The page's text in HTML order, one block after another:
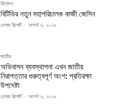
বিনোদন
বিটিভির নতুন মহাপরিচালক কাজী জেসিন
ডেস্ক রিপোর্ট - আগস্ট ৬, ২০২৬
জাতীয়
অভিবাসন ব্যবস্থাপনা এখন জাতীয়
নিরাপত্তার গুরুত্বপূর্ণ অংশ: প্রতিরক্ষা
উপদেষ্টা
ডেস্ক রিপোর্ট - আগস্ট ৬, ২০২৬